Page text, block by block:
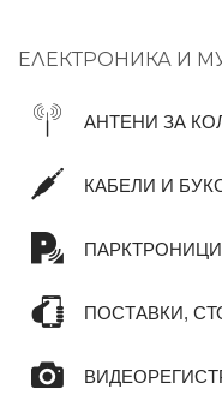
ЕЛЕКТРОНИКА И
АНТЕНИ ЗА
КАБЕЛИ И
ПАРКТРОНИЦИ
ПОСТАВКИ,